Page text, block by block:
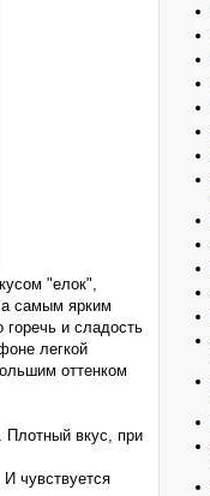
"елок",
а самым ярким
горечь и сладость
легкой
оттенком
Плотный вкус, при
чувствуется